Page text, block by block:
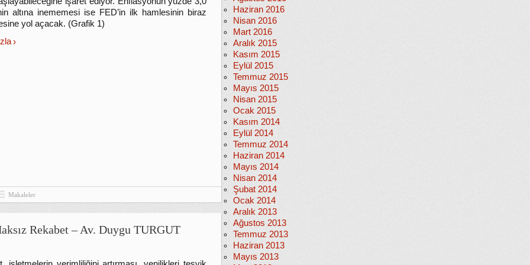
altına inememesi ise FED’in ilk hamlesinin biraz
yol açacak. (Grafik 1)
Makaleler
Rekabet – Av. Duygu TURGUT
Haziran 2016
Nisan 2016
Mart 2016
Aralık 2015
Kasım 2015
Eylül 2015
Temmuz 2015
Mayıs 2015
Nisan 2015
Ocak 2015
Kasım 2014
Eylül 2014
Temmuz 2014
Haziran 2014
Mayıs 2014
Nisan 2014
Şubat 2014
Ocak 2014
Aralık 2013
Ağustos 2013
Temmuz 2013
Haziran 2013
Mayıs 2013